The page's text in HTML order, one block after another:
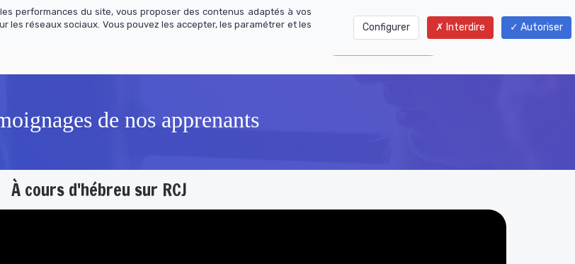
01 77 01 01 06
de nos apprenants
À cours d'hébreu sur RCJ
performances du site, vous proposer des contenus adaptés à vos
réseaux sociaux. Vous pouvez les accepter, les paramétrer et les
Configurer Interdire Autoriser